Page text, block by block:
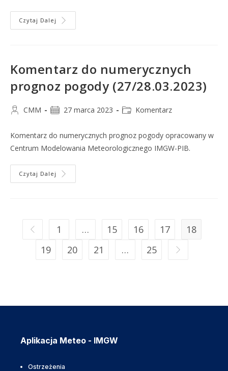
Czytaj Dalej
Komentarz do numerycznych
prognoz pogody (27/28.03.2023)
CMM 27 marca 2023 Komentarz
Komentarz do numerycznych prognoz pogody opracowany w
Centrum Modelowania Meteorologicznego IMGW-PIB.
Czytaj Dalej
1 … 15 16 17
18
19
20 21 … 25
Aplikacja Meteo - IMGW
Ostrzeżenia